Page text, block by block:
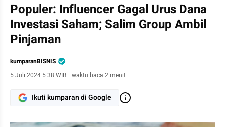
Populer: Influencer Gagal Urus Dana
Investasi Saham; Salim Group Ambil
Pinjaman
kumparanBISNIS
5 Juli 2024 5:38 WIB · waktu baca 2 menit
Ikuti kumparan di Google